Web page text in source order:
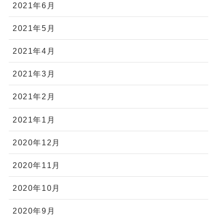
2021年6月
2021年5月
2021年4月
2021年3月
2021年2月
2021年1月
2020年12月
2020年11月
2020年10月
2020年9月